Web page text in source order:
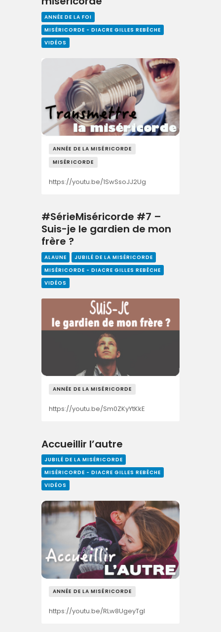
ANNÉE DE LA FOI
MISÉRICORDE - DIACRE GILLES REBÊCHE
VIDÉOS
ANNÉE DE LA MISÉRICORDE
MISÉRICORDE
https://youtu.be/1SwSsoJJ2Ug
#SérieMiséricorde #7 –
Suis-je le gardien de mon
frère ?
ALAUNE
JUBILÉ DE LA MISÉRICORDE
MISÉRICORDE - DIACRE GILLES REBÊCHE
VIDÉOS
ANNÉE DE LA MISÉRICORDE
https://youtu.be/Sm0ZKyYtKkE
Accueillir l’autre
JUBILÉ DE LA MISÉRICORDE
MISÉRICORDE - DIACRE GILLES REBÊCHE
VIDÉOS
ANNÉE DE LA MISÉRICORDE
https://youtu.be/RLw8UgeyTgI